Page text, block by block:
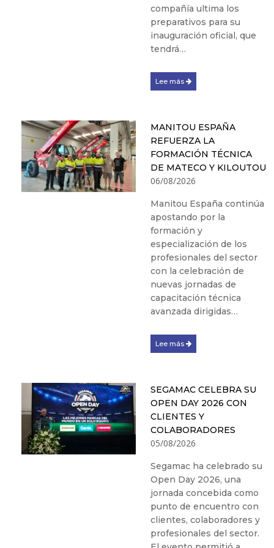
compañía ultima los
preparativos para su
inauguración oficial, que
tendrá…
Lee más
MANITOU ESPAÑA
REFUERZA LA
FORMACIÓN TÉCNICA
DE MATECO Y KILOUTOU
06/08/2026
Manitou España continúa
apostando por la
formación y
especialización de los
profesionales del sector
con la celebración de
nuevas jornadas de
capacitación técnica
avanzada dirigidas…
Lee más
SEGAMAC CELEBRA SU
OPEN DAY 2026 CON
CLIENTES Y
COLABORADORES
05/08/2026
Segamac ha celebrado su
Open Day 2026, una
jornada concebida como
punto de encuentro con
clientes, colaboradores y
profesionales del sector.